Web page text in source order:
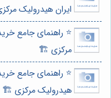
ایران هیدرولیک
⭐️ راهنمای جامع
مرکزی 🏗️
⭐️ راهنمای جامع
هیدرولیک مرکزی 🏗️